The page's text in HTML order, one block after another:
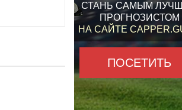
СТАНЬ САМЫМ
ПРОГНОЗИСТОМ
НА САЙТЕ
ПОСЕТИТЬ